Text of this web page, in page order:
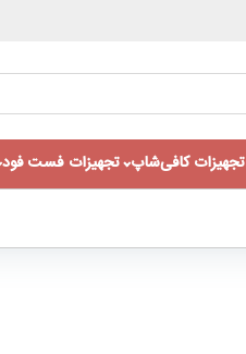
تجهیزات کافی‌شاپ تجهیزات فست فود